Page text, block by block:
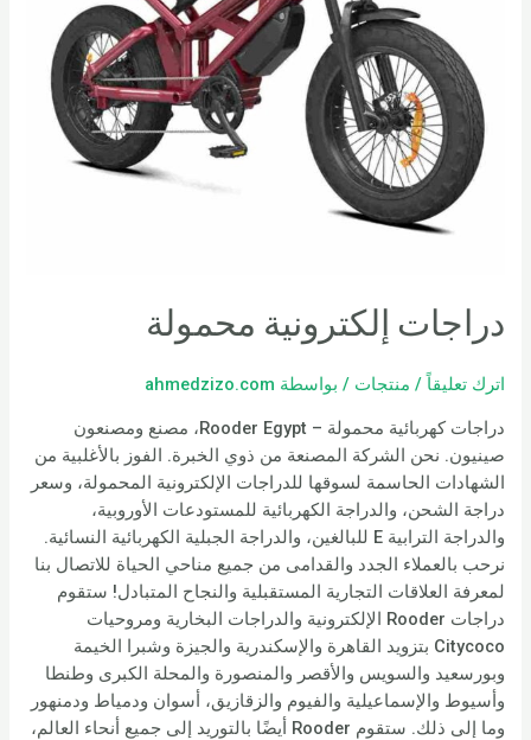
دراجات إلكترونية محمولة
اترك تعليقاً / منتجات / بواسطة ahmedzizo.com
دراجات كهربائية محمولة – Rooder Egypt، مصنع ومصنعون
صينيون. نحن الشركة المصنعة من ذوي الخبرة. الفوز بالأغلبية من
الشهادات الحاسمة لسوقها للدراجات الإلكترونية المحمولة، وسعر
دراجة الشحن، والدراجة الكهربائية للمستودعات الأوروبية،
والدراجة الترابية E للبالغين، والدراجة الجبلية الكهربائية النسائية.
نرحب بالعملاء الجدد والقدامى من جميع مناحي الحياة للاتصال بنا
لمعرفة العلاقات التجارية المستقبلية والنجاح المتبادل! ستقوم
دراجات Rooder الإلكترونية والدراجات البخارية ومروحيات
Citycoco بتزويد القاهرة والإسكندرية والجيزة وشبرا الخيمة
وبورسعيد والسويس والأقصر والمنصورة والمحلة الكبرى وطنطا
وأسيوط والإسماعيلية والفيوم والزقازيق، أسوان ودمياط ودمنهور
وما إلى ذلك. ستقوم Rooder أيضًا بالتوريد إلى جميع أنحاء العالم،